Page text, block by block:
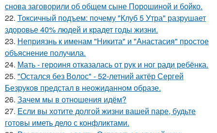
снова заговорили об общем сыне Порошиной и бойко.
22. Токсичный подъем: почему "Клуб 5 Утра" разрушает
здоровье 40% людей и крадет годы жизни.
23. Неприязнь к именам "Никита" и "Анастасия" простое
объяснение получила.
24. Мать - героиня отказалась от рук и ног ради ребёнка.
25. "Остался без Волос" - 52-летний актёр Сергей
Безруков предстал в неожиданном образе.
26. Зачем мы в отношения идём?
27. Eсли вы хотите долгой жизни вашей паре, будьте
готовы иметь дело с конфликтами.